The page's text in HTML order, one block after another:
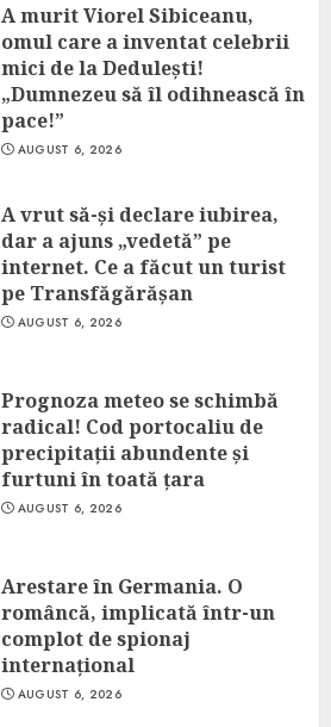
A murit Viorel Sibiceanu,
omul care a inventat celebrii
mici de la Dedulești!
„Dumnezeu să îl odihnească în
pace!”
AUGUST 6, 2026
A vrut să-și declare iubirea,
dar a ajuns „vedetă” pe
internet. Ce a făcut un turist
pe Transfăgărășan
AUGUST 6, 2026
Prognoza meteo se schimbă
radical! Cod portocaliu de
precipitații abundente și
furtuni în toată țara
AUGUST 6, 2026
Arestare în Germania. O
româncă, implicată într-un
complot de spionaj
internațional
AUGUST 6, 2026